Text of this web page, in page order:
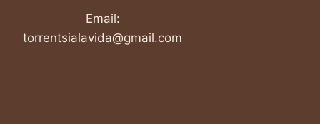
Email:
torrentsialavida@gmail.com